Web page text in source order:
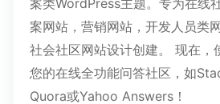
案网站，营销网站，开发人员类
社会社区网站设计创建。 现在，
您的在线全功能问答社区，如
Quora或Yahoo Answers！